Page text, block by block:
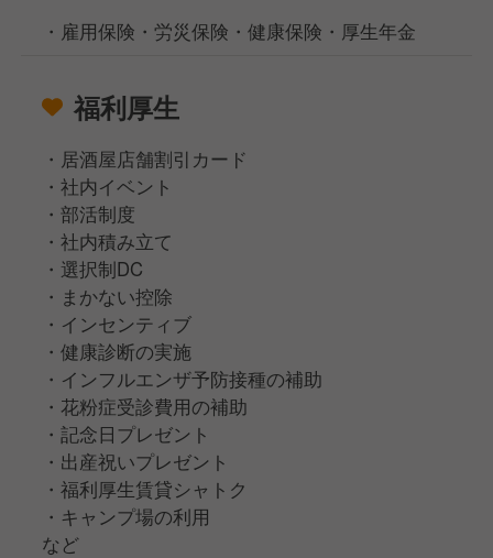
・雇用保険・労災保険・健康保険・厚生年金
福利厚生
・居酒屋店舗割引カード
・社内イベント
・部活制度
・社内積み立て
・選択制DC
・まかない控除
・インセンティブ
・健康診断の実施
・インフルエンザ予防接種の補助
・花粉症受診費用の補助
・記念日プレゼント
・出産祝いプレゼント
・福利厚生賃貸シャトク
・キャンプ場の利用
など